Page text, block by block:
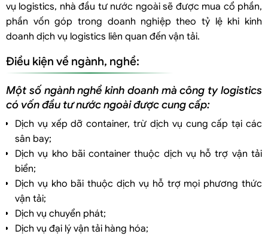
vụ logistics, nhà đầu tư nước ngoài sẽ được mua cổ phần,
phần vốn góp trong doanh nghiệp theo tỷ lệ khi kinh
doanh dịch vụ logistics liên quan đến vận tải.
Điều kiện về ngành, nghề:
Một số ngành nghề kinh doanh mà công ty logistics
có vốn đầu tư nước ngoài được cung cấp:
Dịch vụ xếp dỡ container, trừ dịch vụ cung cấp tại các
sân bay;
Dịch vụ kho bãi container thuộc dịch vụ hỗ trợ vận tải
biển;
Dịch vụ kho bãi thuộc dịch vụ hỗ trợ mọi phương thức
vận tải;
Dịch vụ chuyển phát;
Dịch vụ đại lý vận tải hàng hóa;